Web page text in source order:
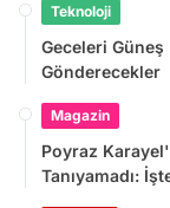
Teknoloji
Geceleri Güneş
Gönderecekler
Magazin
Poyraz
Tanıyamadı: